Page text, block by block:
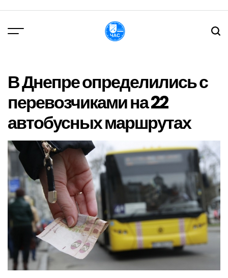
вмісту
В Днепре определились с
перевозчиками на 22
автобусных маршрутах